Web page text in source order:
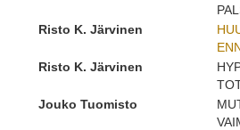
Risto K. Järvinen
Risto K. Järvinen
Jouko Tuomisto